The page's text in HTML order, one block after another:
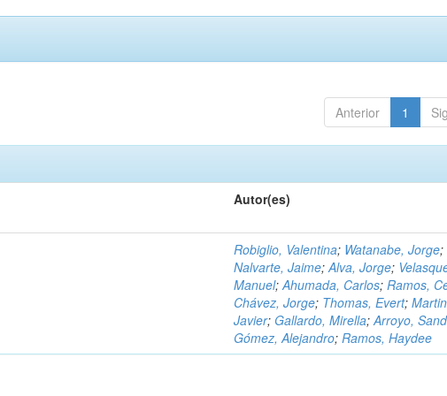
Anterior 1
Autor(es)
Robiglio, Valentina; Watanabe, Jorge;
Nalvarte, Jaime;Alva, Jorge;
Manuel;Ahumada, Carlos;Ramos,
Chávez, Jorge; Thomas, Evert;
Javier; Gallardo, Mirella;Arroyo,
Gómez, Alejandro;Ramos, Haydee